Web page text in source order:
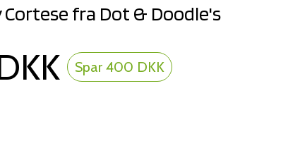
Cortese fra Dot & Doodle's
Spar 400 DKK